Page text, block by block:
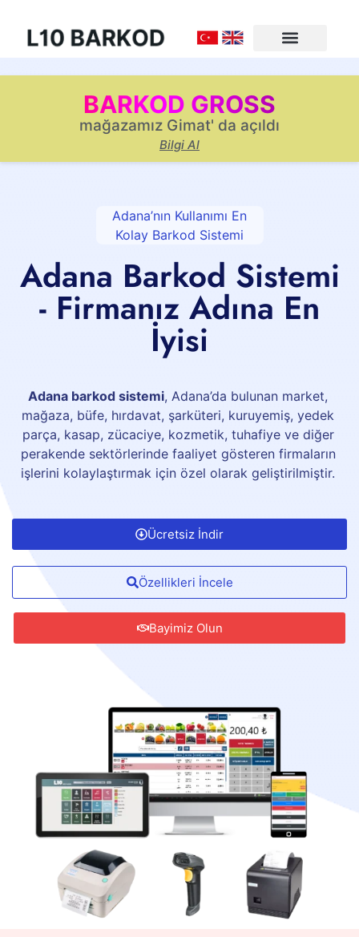
BARKOD GROSS
mağazamız Gimat' da açıldı
Bilgi Al
Adana’nın Kullanımı En
Kolay Barkod Sistemi
Adana Barkod Sistemi
- Firmanız Adına En
İyisi
Adana barkod sistemi, Adana’da bulunan market,
mağaza, büfe, hırdavat, şarküteri, kuruyemiş, yedek
parça, kasap, zücaciye, kozmetik, tuhafiye ve diğer
perakende sektörlerinde faaliyet gösteren firmaların
işlerini kolaylaştırmak için özel olarak geliştirilmiştir.
Ücretsiz İndir
Özellikleri İncele
Bayimiz Olun